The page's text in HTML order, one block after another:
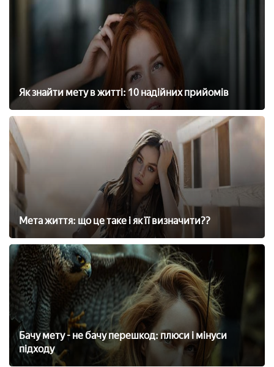
Як знайти мету в житті: 10 надійних прийомів
Мета життя: що це таке і як її визначити??
Бачу мету - не бачу перешкод: плюси і мінуси
підходу